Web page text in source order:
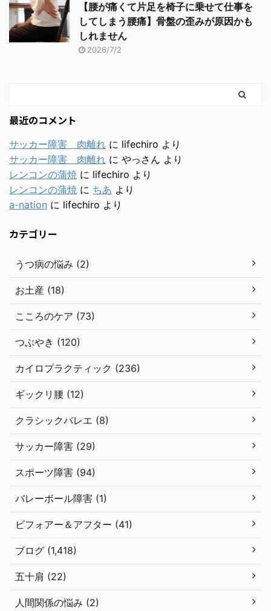
【腰が痛くて片足を椅子に乗せて仕事を
してしまう腰痛】骨盤の歪みが原因かも
しれません
2026/7/2
最近のコメント
サッカー障害 肉離れ に lifechiro より
サッカー障害 肉離れ に やっさん より
レンコンの蒲焼 に lifechiro より
レンコンの蒲焼 に ちあ より
a-nation に lifechiro より
カテゴリー
うつ病の悩み (2)
お土産 (18)
こころのケア (73)
つぶやき (120)
カイロプラクティック (236)
ギックリ腰 (12)
クラシックバレエ (8)
サッカー障害 (29)
スポーツ障害 (94)
バレーボール障害 (1)
ビフォアー＆アフター (41)
ブログ (1,418)
五十肩 (22)
人間関係の悩み (2)